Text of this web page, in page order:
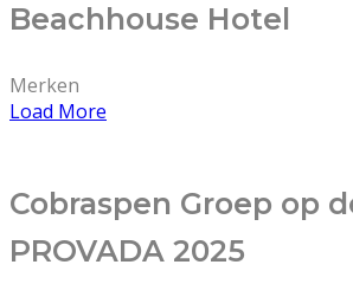
Beachhouse Hotel
Merken
Load More
Cobraspen Groep op
PROVADA 2025